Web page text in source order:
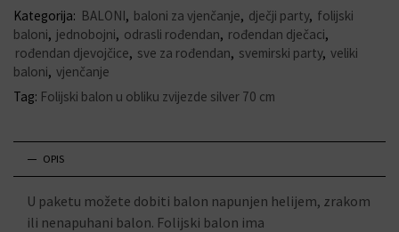
Kategorija: BALONI, baloni za vjenčanje, dječji party, folijski
baloni, jednobojni, odrasli rođendan, rođendan dječaci,
rođendan djevojčice, sve za rođendan, svemirski party, veliki
baloni, vjenčanje
Tag: Folijski balon u obliku zvijezde silver 70 cm
OPIS
U paketu možete dobiti balon napunjen helijem, zrakom
ili nenapuhani balon. Folijski balon ima